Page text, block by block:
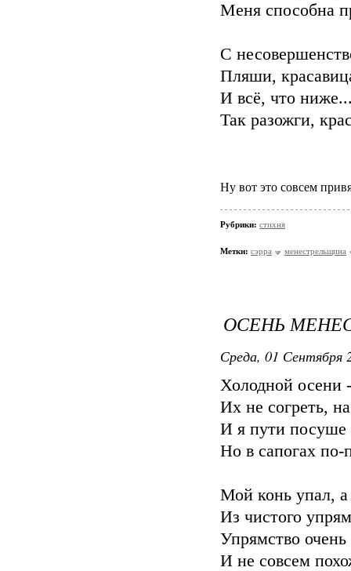
Меня способна
С
Пляши,
И всё, что
Так разожги,
Ну вот это совсем
Рубрики: стихня
Метки: сэрра менестрельщина
ОСЕНЬ
Среда, 01 Сентября
Холодной осени
Их не согреть,
И я пути
Но в сапогах по-
Мой конь упал,
Из чистого
Упрямство
И не совсем